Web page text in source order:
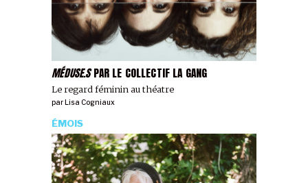
MÉDUSE.SPAR LE COLLECTIF LA GANG
Le regard féminin au théatre
parLisa Cogniaux
ÉMOIS